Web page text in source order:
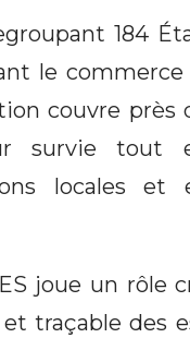
184
le commerce
couvre près
survie tout
locales et
joue un rôle
traçable des